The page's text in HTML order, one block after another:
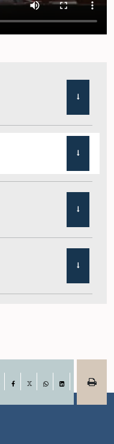
Facebook
LinkedIn